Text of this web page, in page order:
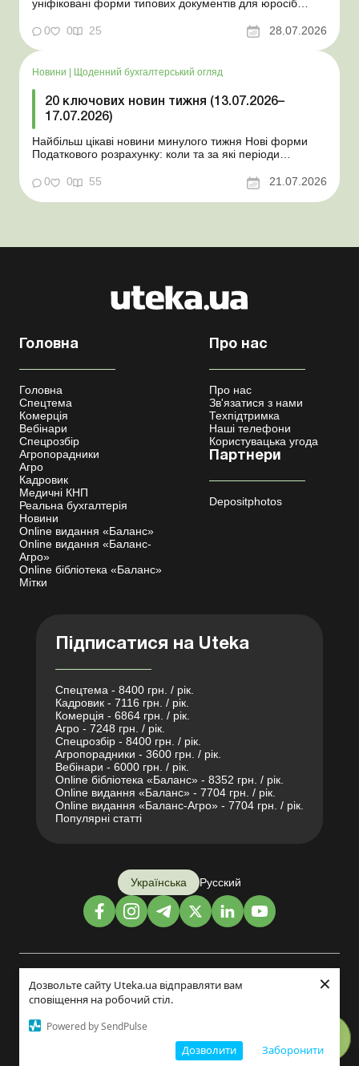
Дозвольте сайту Uteka.ua відправляти вам
сповіщення на робочий стіл.
Powered by SendPulse
Заборонити
Дозволити
×
уніфіковані форми типових документів для юросіб
координаційного центру з організації бронювання У
працівника виявлено статус «у розшуку»: що потрібно
0 0 25 28.07.2026
Новини Щоденний бухгалтерський огляд
20 ключових новин тижня (13.07.2026–
17.07.2026)
Найбільш цікаві новини минулого тижня Нові форми
Податкового розрахунку: коли та за які періоди
відстрочки від призову під час мобілізації удосконалено
Кабмін утворив Координаційний центр з організації
бронювання військовозобов’язаних Верховна ...
0 0 55 21.07.2026
Головна
Головна
Спецтема
Комерція
Вебінари
Спецрозбір
Агропорадники
Агро
Кадровик
Медичні КНП
Реальна бухгалтерія
Новини
Online видання «Баланс»
Online видання «Баланс-
Агро»
Online бібліотека «Баланс»
Мітки
Про нас
Про нас
Зв'язатися з нами
Техпідтримка
Наші телефони
Користувацька угода
Партнери
Depositphotos
Підписатися на Uteka
Спецтема - 8400 грн. / рік.
Кадровик - 7116 грн. / рік.
Комерція - 6864 грн. / рік.
Агро - 7248 грн. / рік.
Спецрозбір - 8400 грн. / рік.
Агропорадники - 3600 грн. / рік.
Вебінари - 6000 грн. / рік.
Online бібліотека «Баланс» - 8352 грн. / рік.
Online видання «Баланс» - 7704 грн. / рік.
Online видання «Баланс-Агро» - 7704 грн. / рік.
Популярні статті
Українська Русский
Дизайн і розробка: